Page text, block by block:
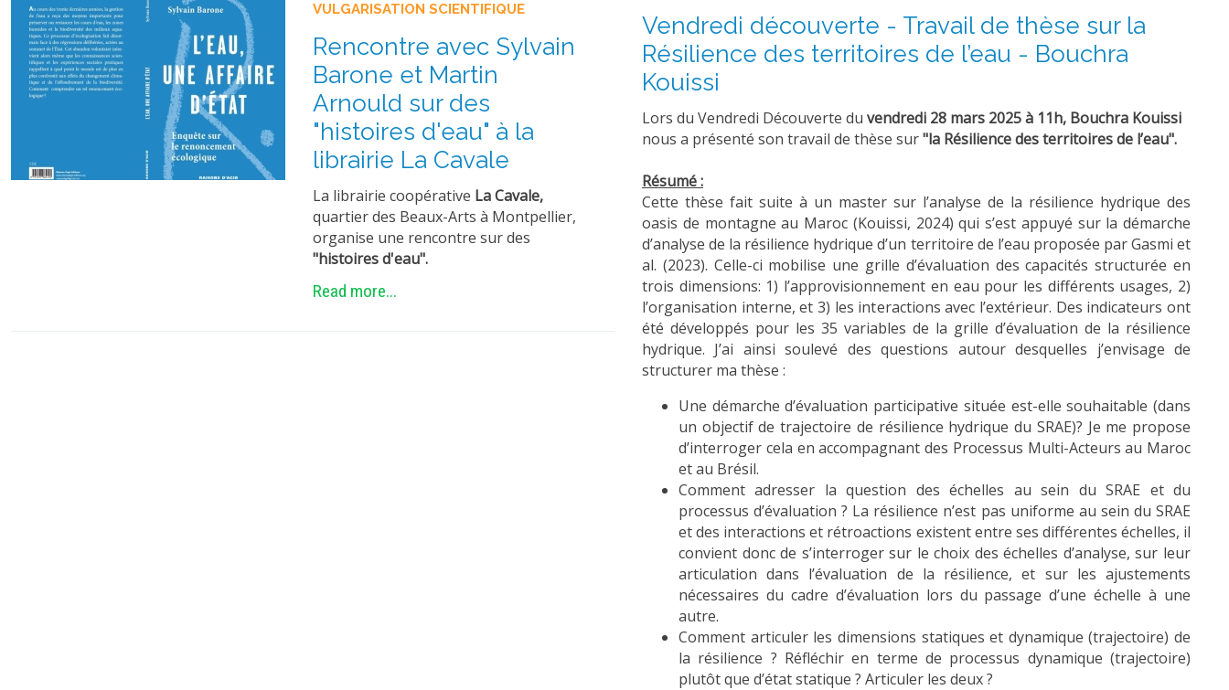
VULGARISATION SCIENTIFIQUE
Rencontre avec Sylvain
Barone et Martin
Arnould sur des
"histoires d'eau" à la
librairie La Cavale
La librairie coopérative La Cavale,
quartier des Beaux-Arts à Montpellier,
organise une rencontre sur des
"histoires d'eau".
Read more...
Vendredi découverte - Travail de thèse sur la
Résilience des territoires de l’eau - Bouchra
Kouissi
Lors du Vendredi Découverte du vendredi 28 mars 2025 à 11h, Bouchra Kouissi
nous a présenté son travail de thèse sur"la Résilience des territoires de l’eau".
Résumé :
Cette thèse fait suite à un master sur l’analyse de la résilience hydrique des
oasis de montagne au Maroc (Kouissi, 2024) qui s’est appuyé sur la démarche
d’analyse de la résilience hydrique d’un territoire de l’eau proposée par Gasmi et
al. (2023). Celle-ci mobilise une grille d’évaluation des capacités structurée en
trois dimensions: 1) l’approvisionnement en eau pour les différents usages, 2)
l’organisation interne, et 3) les interactions avec l’extérieur. Des indicateurs ont
été développés pour les 35 variables de la grille d’évaluation de la résilience
hydrique. J’ai ainsi soulevé des questions autour desquelles j’envisage de
structurer ma thèse :
Une démarche d’évaluation participative située est-elle souhaitable (dans
un objectif de trajectoire de résilience hydrique du SRAE)? Je me propose
d’interroger cela en accompagnant des Processus Multi-Acteurs au Maroc
et au Brésil.
Comment adresser la question des échelles au sein du SRAE et du
processus d’évaluation ? La résilience n’est pas uniforme au sein du SRAE
et des interactions et rétroactions existent entre ses différentes échelles, il
convient donc de s’interroger sur le choix des échelles d’analyse, sur leur
articulation dans l’évaluation de la résilience, et sur les ajustements
nécessaires du cadre d’évaluation lors du passage d’une échelle à une
autre.
Comment articuler les dimensions statiques et dynamique (trajectoire) de
la résilience ? Réfléchir en terme de processus dynamique (trajectoire)
plutôt que d’état statique ? Articuler les deux ?